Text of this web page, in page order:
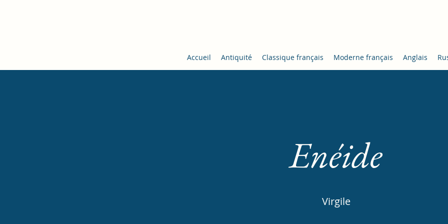
Accueil Antiquité Classique français Moderne français Anglais
Enéide
Virgile